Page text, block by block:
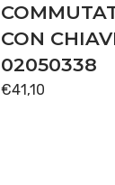
CON
02050338
€41,10